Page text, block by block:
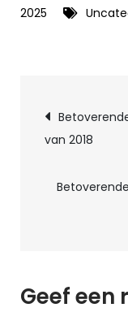
2025
Straatgoochelaar
van 2018
Geef een